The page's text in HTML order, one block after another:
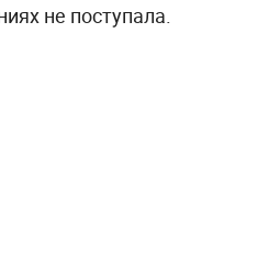
не поступала.